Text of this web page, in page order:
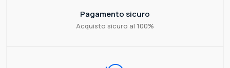
Pagamento sicuro
Acquisto sicuro al 100%